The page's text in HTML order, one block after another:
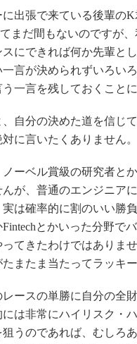
出張で来ている後輩のK
まだ間もないのですが
にできれば何か先輩と
言が決められずいろい
一言を残しておくことに
自分の決めた道を信じ
に言いたくありません。
ーベル賞級の研究者と
が、普通のエンジニア
は確率的に割のいい勝
とかいった分野で
てきたわけではありま
またま当たってラッキー
ースの単勝に自分の全
は非常にハイリスク・
うのであれば、むしろ